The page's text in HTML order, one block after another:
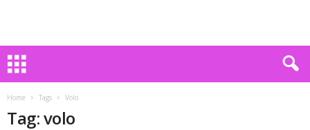
Home Tags Volo
Tag: volo